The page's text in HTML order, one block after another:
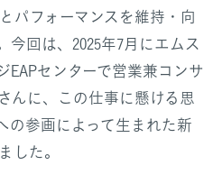
パフォーマンスを維持・向
今回は、2025年7月にエムス
EAPセンターで営業兼コンサ
んに、この仕事に懸ける思
の参画によって生まれた新
した。